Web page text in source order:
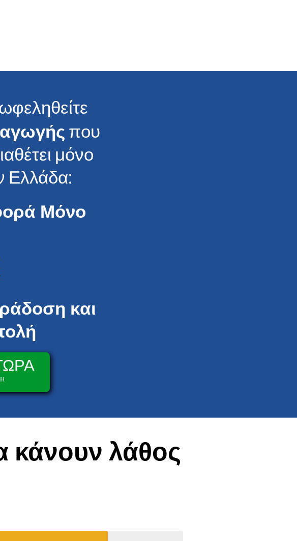
που
μόνο
Ελλάδα:
Μόνο
και
κάνουν λάθος